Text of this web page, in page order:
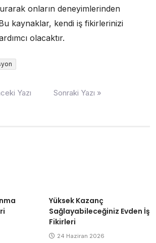
onların deneyimlerinden
kaynaklar, kendi iş fikirlerinizi
olacaktır.
Yazı Sonraki Yazı »
Yüksek Kazanç
Sağlayabileceğiniz Evden İş
Fikirleri
24 Haziran 2026